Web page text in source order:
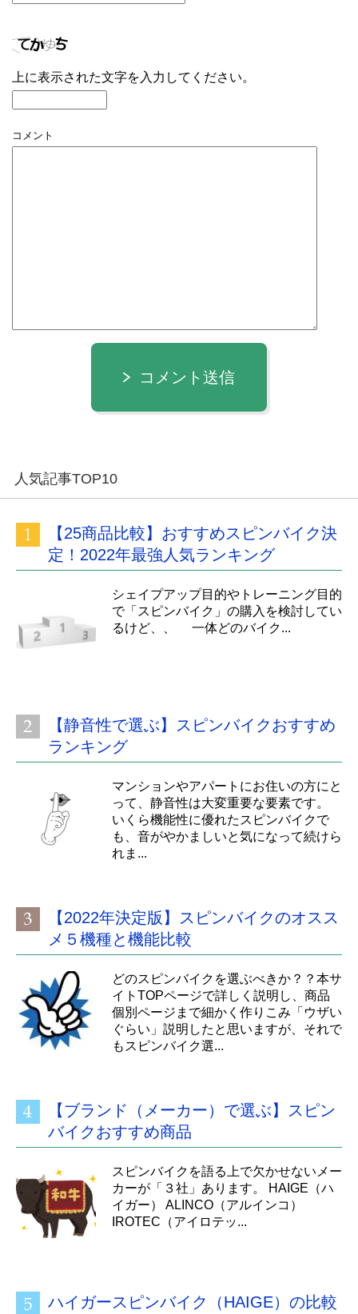
上に表示された文字を入力してください。
コメント
コメント送信
人気記事TOP10
【25商品比較】おすすめスピンバイク決
定！2022年最強人気ランキング
シェイプアップ目的やトレーニング目的
で「スピンバイク」の購入を検討してい
るけど、、 一体どのバイク...
【静音性で選ぶ】スピンバイクおすすめ
ランキング
マンションやアパートにお住いの方にと
って、静音性は大変重要な要素です。
いくら機能性に優れたスピンバイクで
も、音がやかましいと気になって続けら
れま...
【2022年決定版】スピンバイクのオスス
メ５機種と機能比較
どのスピンバイクを選ぶべきか？？本サ
イトTOPページで詳しく説明し、商品
個別ページまで細かく作りこみ「ウザい
ぐらい」説明したと思いますが、それで
もスピンバイク選...
【ブランド（メーカー）で選ぶ】スピン
バイクおすすめ商品
スピンバイクを語る上で欠かせないメー
カーが「３社」あります。 HAIGE（ハ
イガー） ALINCO（アルインコ）
IROTEC（アイロテッ...
ハイガースピンバイク（HAIGE）の比較